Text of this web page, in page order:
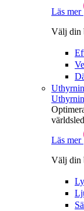
Läs mer
Välj din
Läs mer
Välj din